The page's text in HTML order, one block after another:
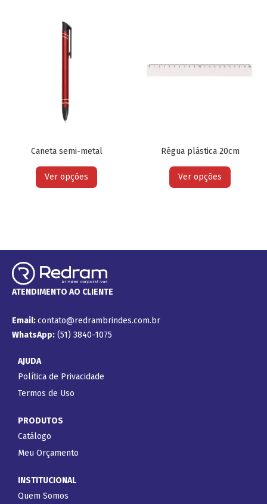
Caneta semi-metal
Ver opções
Régua plástica 20cm
Ver opções
ATENDIMENTO AO CLIENTE
Email:contato@redrambrindes.com.br
WhatsApp: (51) 3840-1075
AJUDA
Política de Privacidade
Termos de Uso
PRODUTOS
Catálogo
Meu Orçamento
INSTITUCIONAL
Quem Somos